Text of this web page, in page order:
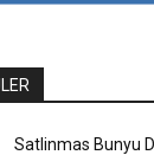
Satlinmas Bunyu